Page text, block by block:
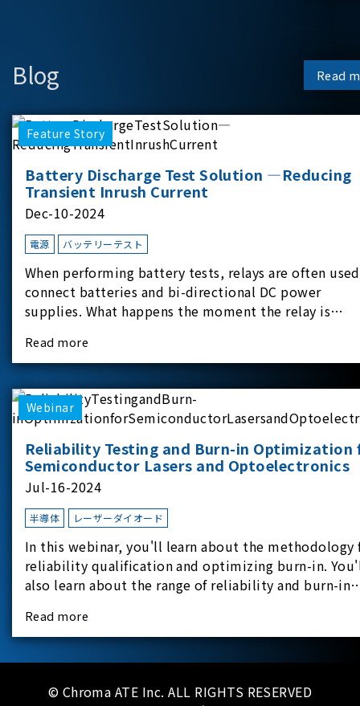
Blog Read
Feature Story
Battery Discharge Test Solution —Reducing
Transient Inrush Current
Dec-10-2024
電源 バッテリーテスト
When performing battery tests, relays are often
connect batteries and bi-directional DC power
supplies. What happens the moment the relay is
experimental equipment for this study.provides an
applicati
Read more
Webinar
Reliability Testing and Burn-in Optimization
Semiconductor Lasers and Optoelectronics
Jul-16-2024
半導体 レーザーダイオード
In this webinar, you'll learn about the methodology
reliability qualification and optimizing burn-in.
also learn about the range of reliability and burn-in
reliability-test-as-a-service options.
Read more
© Chroma ATE Inc. ALL RIGHTS RESERVED